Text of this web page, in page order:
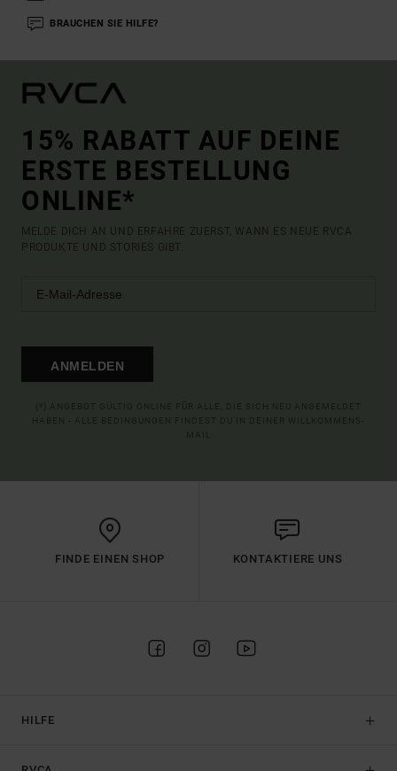
BRAUCHEN SIE HILFE?
15% RABATT AUF DEINE
ERSTE BESTELLUNG
ONLINE*
MELDE DICH AN UND ERFAHRE ZUERST, WANN ES NEUE RVCA
PRODUKTE UND STORIES GIBT.
ANMELDEN
FINDE EINEN SHOP KONTAKTIERE UNS
HILFE